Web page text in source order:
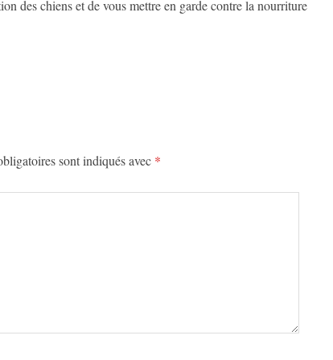
des chiens et de vous mettre en garde contre la nourriture
sont indiqués avec *